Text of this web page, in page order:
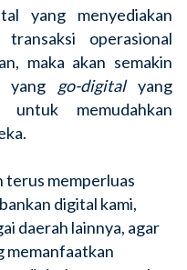
yang menyediakan
operasional
maka akan semakin
yang go-digitalyang
untuk memudahkan
terus memperluas
digital kami,
daerah lainnya, agar
memanfaatkan